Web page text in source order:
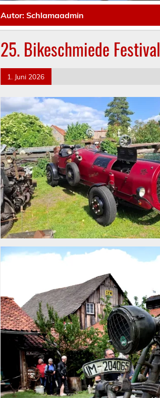
Autor: Schlamaadmin
25. Bikeschmiede Festival
1. Juni 2026